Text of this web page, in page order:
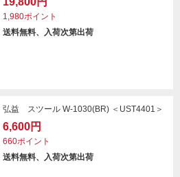
1,980ポイント
送料無料、入荷次第出荷
弘益 スツール W-1030(BR) ＜UST4401＞
6,600円
660ポイント
送料無料、入荷次第出荷